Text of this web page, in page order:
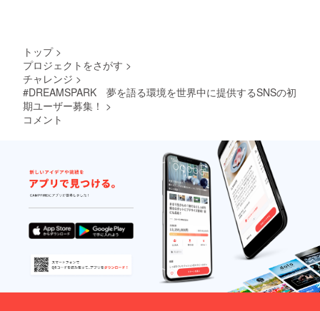
放題
ご利用
時にお
見せく
ださ
い。
お願い
しま
は本人
のみ使
用可能
です。
他人
に譲渡
するこ
とはで
きませ
ん。
※DREA
MSPAR
Kのアカ
ウント
せん。
トップ >
プロジェクトをさがす >
チャレンジ >
#DREAMSPARK 夢を語る環境を世界中に提供するSNSの初
期ユーザー募集！ >
コメント